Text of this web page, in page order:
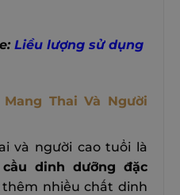
Liều lượng sử dụng
Thai Và Người
và người cao tuổi là
dinh dưỡng đặc
nhiều chất dinh